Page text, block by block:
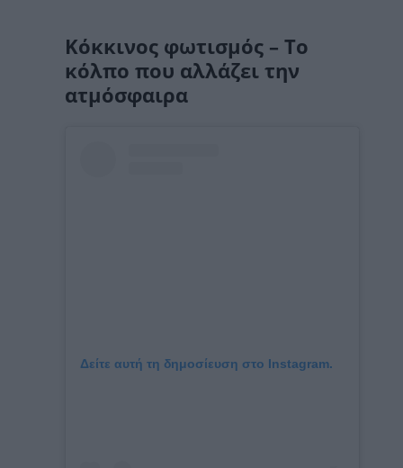
Κόκκινος φωτισμός – Το
κόλπο που αλλάζει την
ατμόσφαιρα
Δείτε αυτή τη δημοσίευση στο Instagram.